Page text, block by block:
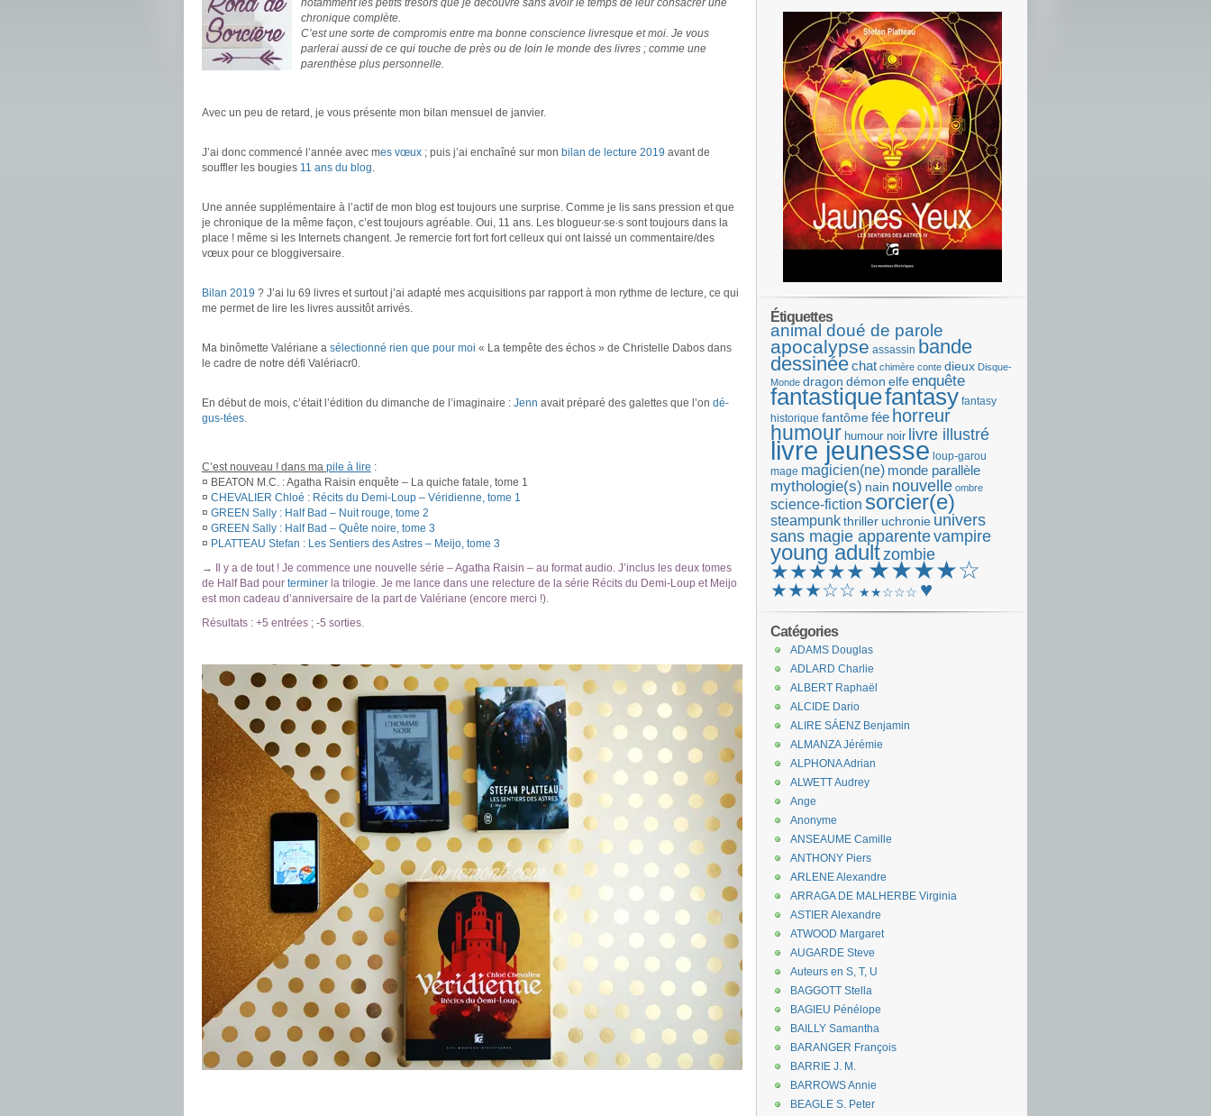
notamment les petits trésors que je découvre sans avoir le temps de leur consacrer une
chronique complète.
C’est une sorte de compromis entre ma bonne conscience livresque et moi. Je vous
parlerai aussi de ce qui touche de près ou de loin le monde des livres ; comme une
parenthèse plus personnelle.
Avec un peu de retard, je vous présente mon bilan mensuel de janvier.
J’ai donc commencé l’année avec mes vœux ; puis j’ai enchaîné sur mon bilan de lecture 2019 avant de
souffler les bougies 11 ans du blog.
Une année supplémentaire à l’actif de mon blog est toujours une surprise. Comme je lis sans pression et que
je chronique de la même façon, c’est toujours agréable. Oui, 11 ans. Les blogueur∙se∙s sont toujours dans la
place ! même si les Internets changent. Je remercie fort fort fort celleux qui ont laissé un commentaire/des
vœux pour ce bloggiversaire.
Bilan 2019 ? J’ai lu 69 livres et surtout j’ai adapté mes acquisitions par rapport à mon rythme de lecture, ce qui
me permet de lire les livres aussitôt arrivés.
Ma binômette Valériane a sélectionné rien que pour moi « La tempête des échos » de Christelle Dabos dans
le cadre de notre défi Valériacr0.
En début de mois, c’était l’édition du dimanche de l’imaginaire : Jenn avait préparé des galettes que l’on dé-
gus-tées.
C’est nouveau ! dans ma pile à lire :
¤ BEATON M.C. : Agatha Raisin enquête – La quiche fatale, tome 1
¤ CHEVALIER Chloé : Récits du Demi-Loup – Véridienne, tome 1
¤ GREEN Sally : Half Bad – Nuit rouge, tome 2
¤ GREEN Sally : Half Bad – Quête noire, tome 3
¤ PLATTEAU Stefan : Les Sentiers des Astres – Meijo, tome 3
→ Il y a de tout ! Je commence une nouvelle série – Agatha Raisin – au format audio. J’inclus les deux tomes
de Half Bad pour terminer la trilogie. Je me lance dans une relecture de la série Récits du Demi-Loup et Meijo
est mon cadeau d’anniversaire de la part de Valériane (encore merci !).
Résultats : +5 entrées ; -5 sorties.
Étiquettes
animal doué de parole
apocalypse assassin bande
dessinéechat chimère conte dieux Disque-
Monde dragon démon elfeenquête
fantastiquefantasy fantasy
historique fantômefée horreur
humour humour noir livre illustré
livre jeunesse loup-garou
mage magicien(ne) monde parallèle
mythologie(s) nain nouvelle ombre
science-fiction sorcier(e)
steampunkthriller uchronie univers
sans magie apparentevampire
young adultzombie
★★★★★ ★★★★☆
★★★☆☆ ★★☆☆☆ ♥
Catégories
ADAMS Douglas
ADLARD Charlie
ALBERT Raphaël
ALCIDE Dario
ALIRE SÁENZ Benjamin
ALMANZA Jérémie
ALPHONA Adrian
ALWETT Audrey
Ange
Anonyme
ANSEAUME Camille
ANTHONY Piers
ARLENE Alexandre
ARRAGA DE MALHERBE Virginia
ASTIER Alexandre
ATWOOD Margaret
AUGARDE Steve
Auteurs en S, T, U
BAGGOTT Stella
BAGIEU Pénélope
BAILLY Samantha
BARANGER François
BARRIE J. M.
BARROWS Annie
BEAGLE S. Peter